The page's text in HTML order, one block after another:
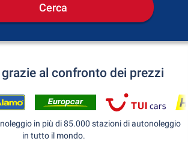
Cerca
al confronto dei prezzi
in più di 85.000 stazioni di autonoleggio
in tutto il mondo.